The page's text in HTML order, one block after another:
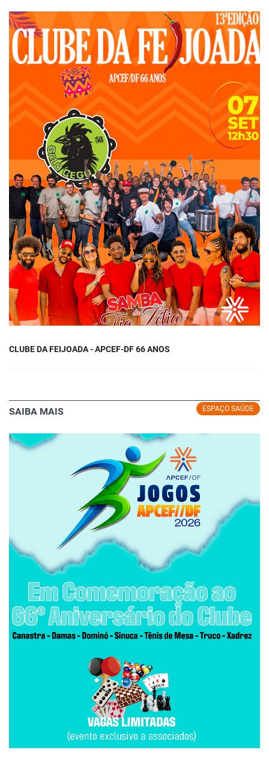
CLUBE DA FEIJOADA - APCEF-DF 66 ANOS
ESPAÇO SAÚDE
SAIBA MAIS